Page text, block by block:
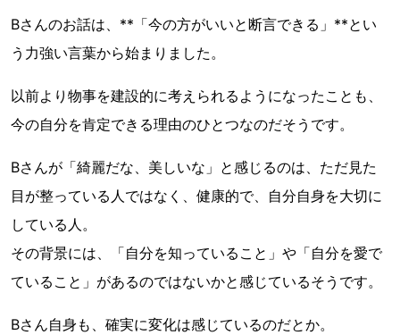
Bさんのお話は、**「今の方がいいと断言できる」**とい
う力強い言葉から始まりました。
以前より物事を建設的に考えられるようになったことも、
今の自分を肯定できる理由のひとつなのだそうです。
Bさんが「綺麗だな、美しいな」と感じるのは、ただ見た
目が整っている人ではなく、健康的で、自分自身を大切に
している人。
その背景には、「自分を知っていること」や「自分を愛で
ていること」があるのではないかと感じているそうです。
Bさん自身も、確実に変化は感じているのだとか。